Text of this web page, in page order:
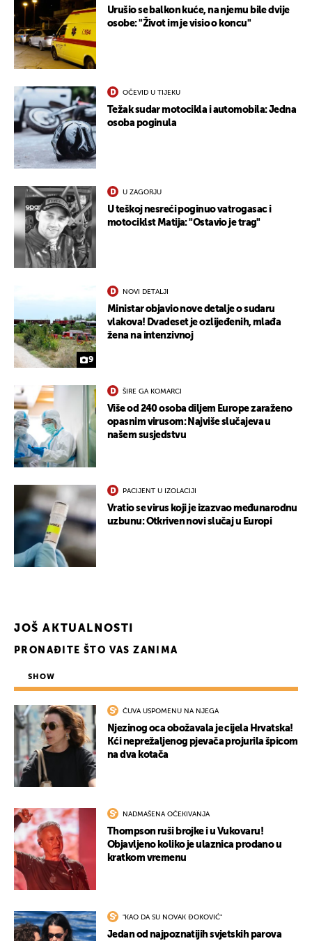
Urušio se balkon kuće, na njemu bile dvije
osobe: "Život im je visio o koncu"
OČEVID U TIJEKU
Težak sudar motocikla i automobila: Jedna
osoba poginula
U ZAGORJU
U teškoj nesreći poginuo vatrogasac i
motociklst Matija: "Ostavio je trag"
9
NOVI DETALJI
Ministar objavio nove detalje o sudaru
vlakova! Dvadeset je ozlijeđenih, mlađa
žena na intenzivnoj
ŠIRE GA KOMARCI
Više od 240 osoba diljem Europe zaraženo
opasnim virusom: Najviše slučajeva u
našem susjedstvu
PACIJENT U IZOLACIJI
Vratio se virus koji je izazvao međunarodnu
uzbunu: Otkriven novi slučaj u Europi
JOŠ AKTUALNOSTI
PRONAĐITE ŠTO VAS ZANIMA
SHOW
ČUVA USPOMENU NA NJEGA
Njezinog oca obožavala je cijela Hrvatska!
Kći neprežaljenog pjevača projurila špicom
na dva kotača
NADMAŠENA OČEKIVANJA
Thompson ruši brojke i u Vukovaru!
Objavljeno koliko je ulaznica prodano u
kratkom vremenu
"KAO DA SU NOVAK ĐOKOVIĆ"
Jedan od najpoznatijih svjetskih parova
UKLJUČITE NOTIFIKACIJE